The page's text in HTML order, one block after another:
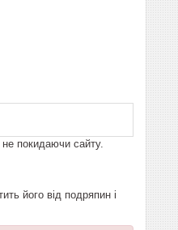
покидаючи сайту.
його від подряпин і